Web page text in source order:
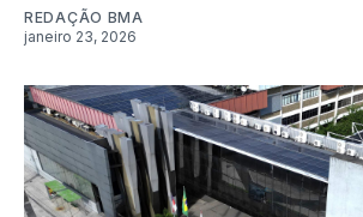
REDAÇÃO BMA
janeiro 23, 2026